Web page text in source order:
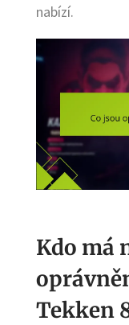
nabízí.
Kdo má
Tekken